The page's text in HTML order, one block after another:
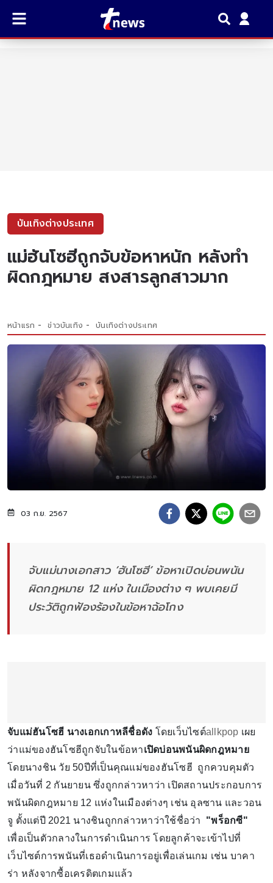
บันเทิงต่างประเทศ
แม่ฮันโซฮีถูกจับข้อหาหนัก หลังทำ
ผิดกฎหมาย สงสารลูกสาวมาก
หน้าแรก ข่าวบันเทิง บันเทิงต่างประเทศ
03 ก.ย. 2567
จับแม่นางเอกสาว ‘ฮันโซฮี’ ข้อหาเปิดบ่อนพนัน
ผิดกฎหมาย 12 แห่ง ในเมืองต่าง ๆ พบเคยมี
ประวัติถูกฟ้องร้องในข้อหาฉ้อโกง
จับแม่ฮันโซฮี นางเอกเกาหลีชื่อดัง โดยเว็บไซต์allkpop เผย
ว่าแม่ของฮันโซฮีถูกจับในข้อหาเปิดบ่อนพนันผิดกฎหมาย
โดยนางชิน วัย 50ปีที่เป็นคุณแม่ของฮันโซฮี ถูกควบคุมตัว
เมื่อวันที่ 2 กันยายน ซึ่งถูกกล่าวหาว่า เปิดสถานประกอบการ
พนันผิดกฎหมาย 12 แห่งในเมืองต่างๆ เช่น อุลซาน และวอน
จู ตั้งแต่ปี 2021 นางชินถูกกล่าวหาว่าใช้ชื่อว่า "พร็อกซี"
เพื่อเป็นตัวกลางในการดำเนินการ โดยลูกค้าจะเข้าไปที่
เว็บไซต์การพนันที่เธอดำเนินการอยู่เพื่อเล่นเกม เช่น บาคา
ร่า หลังจากซื้อเครดิตเกมแล้ว